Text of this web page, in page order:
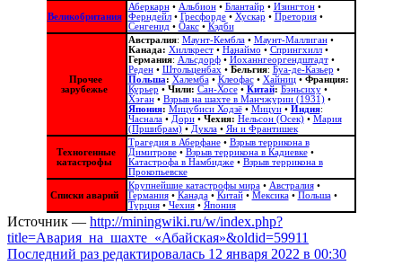
Великобритания
Аберкарн• Альбион‎• Блантайр • Изингтон•
Ферндейл• Гресфорде• Хускар • Претория•
Сенгенид • Оакс• Кэдби
Прочее
зарубежье
Австралия: Маунт-Кембла• Маунт-Маллиган•
Канада: Хиллкрест• Нанаймо • Спрингхилл•
Германия: Альсдорф• Йоханнгеоргендштадт•
Реден• Штольценбах • Бельгия: Буа-де-Казьер •
Польша: Халемба• Клеофас• Хайниц• Франция:
Курьер • Чили: Сан-Хосе• Китай: Бэньсиху•
Хэган• Взрыв на шахте в Манчжурии (1931)•
Япония: Мицубиси Ходзё• Мицуи• Индия:
Часнала• Дори• Чехия: Нельсон (Осек)• Мария
(Пршибрам)• Дукла• Ян и Франтишек
Техногенные
катастрофы
Трагедия в Аберфане• Взрыв террикона в
Димитрове• Взрыв террикона в Кадиевке•
Катастрофа в Намбидже• Взрыв террикона в
Прокопьевске
Списки аварий
Крупнейшие катастрофы мира• Австралия•
Германия• Канада• Китай• Мексика• Польша•
Турция• Чехия• Япония
Источник — http://miningwiki.ru/w/index.php?
title=Авария_на_шахте_«Абайская»&oldid=59911
Последний раз редактировалась 12 января 2022 в 00:30